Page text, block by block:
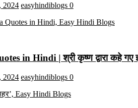
2024 easyhindiblogs 0
in Hindi | श्री कृष्ण द्वारा कहे गए
2024 easyhindiblogs 0